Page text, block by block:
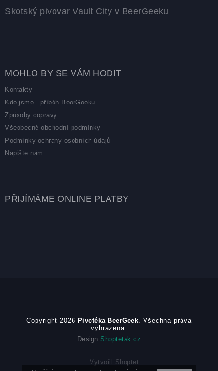
Skotský pivovar Vault City v BeerGeeku
MOHLO BY SE VÁM HODIT
Kontakty
Kdo jsme - příběh BeerGeeku
Způsoby dopravy
Všeobecné obchodní podmínky
Podmínky ochrany osobních údajů
Napište nám
PŘIJÍMÁME ONLINE PLATBY
Copyright 2026 Pivotéka BeerGeek. Všechna práva
vyhrazena.
Design Shoptetak.cz
Vytvořil Shoptet